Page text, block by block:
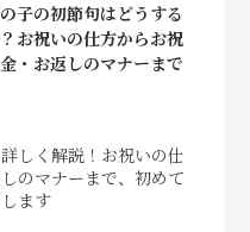
子の初節句はどうする
お祝いの仕方からお祝
・お返しのマナーまで
しく解説！お祝いの仕
のマナーまで、初めて
ます